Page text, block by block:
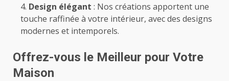
Design élégant : Nos créations apportent une
touche raffinée à votre intérieur, avec des designs
modernes et intemporels.
Offrez-vous le Meilleur pour Votre
Maison